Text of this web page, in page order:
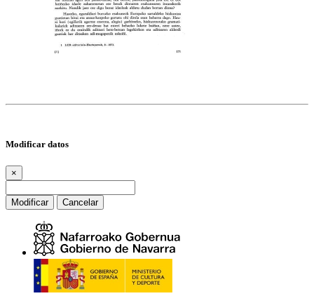
Modificar datos
×
Modificar Cancelar